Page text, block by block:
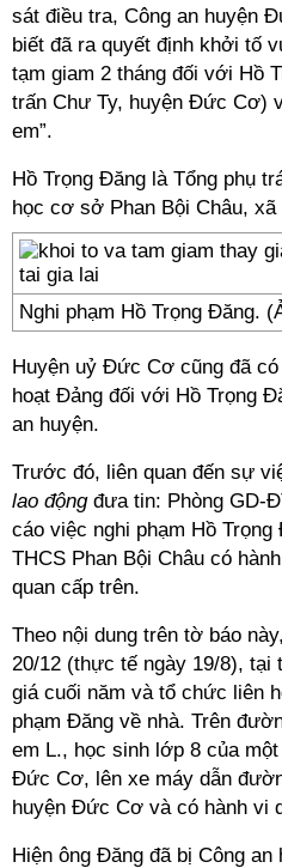
sát điều tra, Công an huyện
biết đã ra quyết định khởi tố
tạm giam 2 tháng đối với Hồ
trấn Chư Ty, huyện Đức Cơ)
em”.
Hồ Trọng Đăng là Tổng phụ
học cơ sở Phan Bội Châu,
Nghi phạm Hồ Trọng Đăng.
Huyện uỷ Đức Cơ cũng đã
hoạt Đảng đối với Hồ Trọng
an huyện.
Trước đó, liên quan đến sự
lao độngđưa tin: Phòng GD-
cáo việc nghi phạm Hồ
THCS Phan Bội Châu có
quan cấp trên.
Theo nội dung trên tờ báo
20/12 (thực tế ngày 19/8), tại
giá cuối năm và tổ chức liên
phạm Đăng về nhà. Trên
em L., học sinh lớp 8 của
Đức Cơ, lên xe máy dẫn
huyện Đức Cơ và có hành vi
Hiện ông Đăng đã bị Công